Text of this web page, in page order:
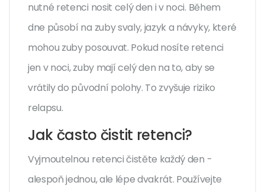
nutné retenci nosit celý den i v noci. Během
dne působí na zuby svaly, jazyk a návyky, které
mohou zuby posouvat. Pokud nosíte retenci
jen v noci, zuby mají celý den na to, aby se
vrátily do původní polohy. To zvyšuje riziko
relapsu.
Jak často čistit retenci?
Vyjmoutelnou retenci čistěte každý den -
alespoň jednou, ale lépe dvakrát. Používejte